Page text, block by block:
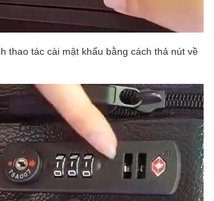
thao tác cài mật khẩu bằng cách thả nút về